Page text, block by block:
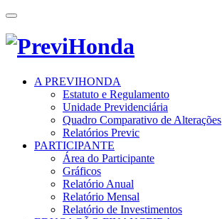
Toggle
navigation
A PREVIHONDA
Estatuto e Regulamento
Unidade Previdenciária
Quadro Comparativo de Alterações
Relatórios Previc
PARTICIPANTE
Área do Participante
Gráficos
Relatório Anual
Relatório Mensal
Relatório de Investimentos